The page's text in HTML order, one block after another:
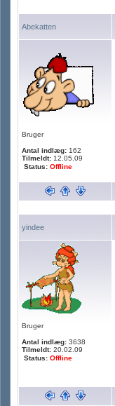
Abekatten
Bruger
Antal indlæg: 162
Tilmeldt: 12.05.09
Status: Offline
yindee
Bruger
Antal indlæg: 3638
Tilmeldt: 20.02.09
Status: Offline